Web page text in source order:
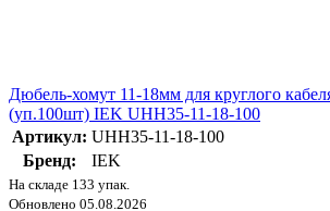
Дюбель-хомут 11-18мм для круглого
(уп.100шт) IEK UHH35-11-18-100
Артикул: UHH35-11-18-100
Бренд:
IEK
На складе 133 упак.
Обновлено 05.08.2026